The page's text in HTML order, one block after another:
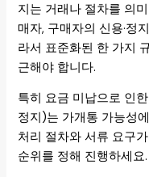
지는 거래나 절차를 의
매자, 구매자의 신용·정
라서 표준화된 한 가지
근해야 합니다.
특히 요금 미납으로 인
정지)는 가개통 가능성
처리 절차와 서류 요구
순위를 정해 진행하세요.